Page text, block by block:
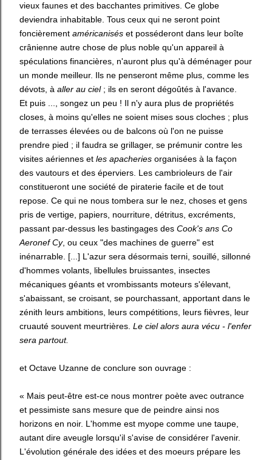
vieux faunes et des bacchantes primitives. Ce globe
deviendra inhabitable. Tous ceux qui ne seront point
foncièrement américanisés et posséderont dans leur boîte
crânienne autre chose de plus noble qu'un appareil à
spéculations financières, n'auront plus qu'à déménager pour
un monde meilleur. Ils ne penseront même plus, comme les
dévots, à aller au ciel; ils en seront dégoûtés à l'avance.
Et puis ..., songez un peu ! Il n'y aura plus de propriétés
closes, à moins qu'elles ne soient mises sous cloches ; plus
de terrasses élevées ou de balcons où l'on ne puisse
prendre pied ; il faudra se grillager, se prémunir contre les
visites aériennes et les apacheries organisées à la façon
des vautours et des éperviers. Les cambrioleurs de l'air
constitueront une société de piraterie facile et de tout
repose. Ce qui ne nous tombera sur le nez, choses et gens
pris de vertige, papiers, nourriture, détritus, excréments,
passant par-dessus les bastingages des Cook's ans Co
Aeronef Cy, ou ceux "des machines de guerre" est
inénarrable. [...] L'azur sera désormais terni, souillé, sillonné
d'hommes volants, libellules bruissantes, insectes
mécaniques géants et vrombissants moteurs s'élevant,
s'abaissant, se croisant, se pourchassant, apportant dans le
zénith leurs ambitions, leurs compétitions, leurs fièvres, leur
cruauté souvent meurtrières. Le ciel alors aura vécu - l'enfer
sera partout.
et Octave Uzanne de conclure son ouvrage :
« Mais peut-être est-ce nous montrer poète avec outrance
et pessimiste sans mesure que de peindre ainsi nos
horizons en noir. L'homme est myope comme une taupe,
autant dire aveugle lorsqu'il s'avise de considérer l'avenir.
L'évolution générale des idées et des moeurs prépare les